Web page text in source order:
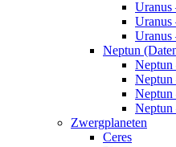
Uranus
Uranus
Uranus
Neptun
Neptun
Neptun
Neptun
Neptun
Zwergplaneten
Ceres